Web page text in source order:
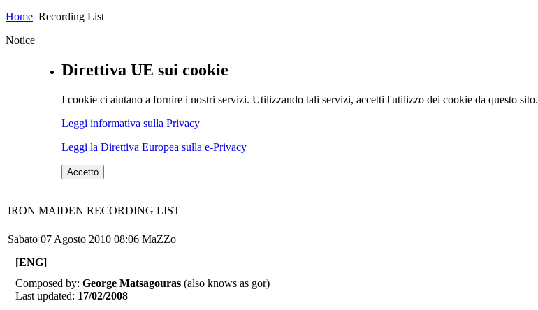
Home Recording List
Notice
Direttiva UE sui cookie
I cookie ci aiutano a fornire i nostri servizi. Utilizzando tali servizi, accetti l'utilizzo dei cookie da questo sito.
Leggi informativa sulla Privacy
Leggi la Direttiva Europea sulla e-Privacy
Accetto
IRON MAIDEN RECORDING LIST
Sabato 07 Agosto 2010 08:06 MaZZo
[ENG]
Composed by: George Matsagouras (also knows as gor)
Last updated: 17/02/2008